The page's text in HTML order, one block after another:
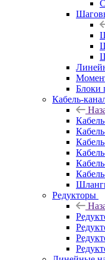
Блоки
Кабель-
Редукторы